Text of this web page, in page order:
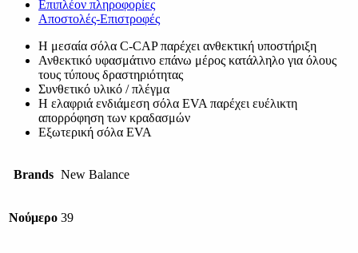
Επιπλέον πληροφορίες
Αποστολές-Επιστροφές
Η μεσαία σόλα C-CAP παρέχει ανθεκτική υποστήριξη
Ανθεκτικό υφασμάτινο επάνω μέρος κατάλληλο για όλους
τους τύπους δραστηριότητας
Συνθετικό υλικό / πλέγμα
Η ελαφριά ενδιάμεση σόλα EVA παρέχει ευέλικτη
απορρόφηση των κραδασμών
Εξωτερική σόλα EVA
Brands New Balance
Νούμερο 39